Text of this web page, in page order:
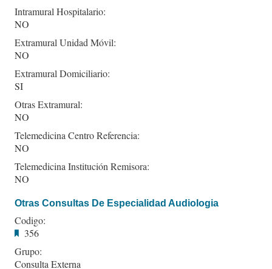
Intramural Hospitalario:
NO
Extramural Unidad Móvil:
NO
Extramural Domiciliario:
SI
Otras Extramural:
NO
Telemedicina Centro Referencia:
NO
Telemedicina Institución Remisora:
NO
Otras Consultas De Especialidad Audiologia
Codigo:
356
Grupo:
Consulta Externa